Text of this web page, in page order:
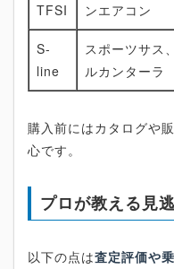
TFSI
ンエアコン
S-
line
スポーツサス
ルカンターラ
購入前にはカタログや
心です。
プロが教える見
以下の点は査定評価や